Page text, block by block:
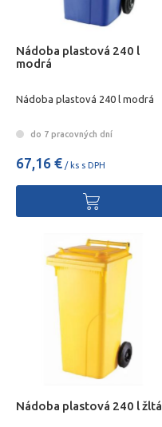
Nádoba plastová 240 l
modrá
Nádoba plastová 240 l modrá
do 7 pracovných dní
67,16 € / ks s DPH
Nádoba plastová 240 l žltá